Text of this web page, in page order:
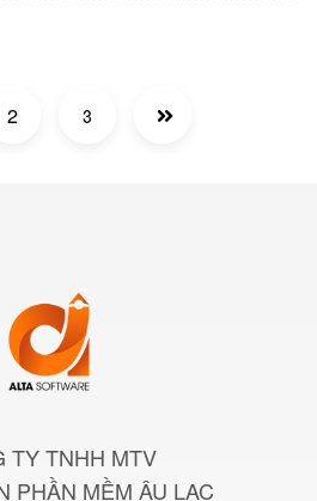
2 3
TY TNHH MTV
PHẦN MỀM ÂU LẠC